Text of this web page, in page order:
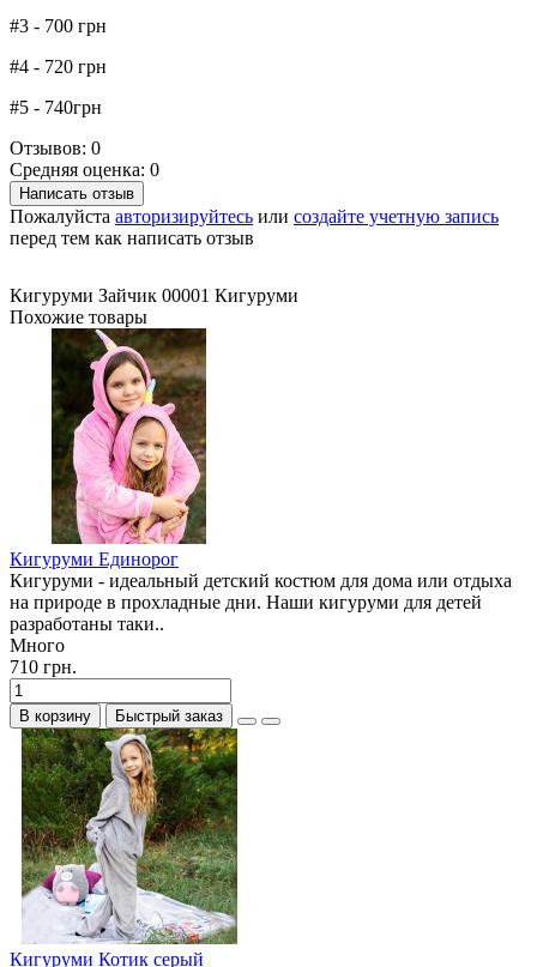
#3 - 700 грн
#4 - 720 грн
#5 - 740грн
Отзывов: 0
Средняя оценка: 0
Написать отзыв
Пожалуйста авторизируйтесь или создайте учетную запись
перед тем как написать отзыв
Кигуруми Зайчик 00001 Кигуруми
Похожие товары
Кигуруми Единорог
Кигуруми - идеальный детский костюм для дома или отдыха
на природе в прохладные дни. Наши кигуруми для детей
разработаны таки..
Много
710 грн.
В корзину Быстрый заказ
Кигуруми Котик серый